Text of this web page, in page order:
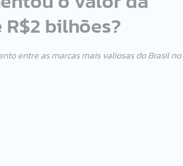
bilhões?
entre as marcas mais valiosas do Brasil no